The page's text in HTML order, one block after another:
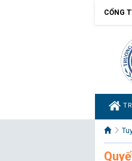
CỔNG